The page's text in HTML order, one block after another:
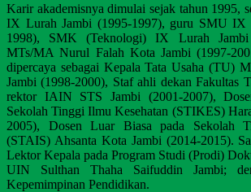
Karir akademisnya dimulai sejak tahun 1995,
IX Lurah Jambi (1995-1997), guru SMU IX
1998), SMK (Teknologi) IX Lurah Jambi
MTs/MA Nurul Falah Kota Jambi (1997-
dipercaya sebagai Kepala Tata Usaha (TU)
Jambi (1998-2000), Staf ahli dekan Fakultas
rektor IAIN STS Jambi (2001-2007),
Sekolah Tinggi Ilmu Kesehatan (STIKES)
2005), Dosen Luar Biasa pada Sekolah
(STAIS) Ahsanta Kota Jambi (2014-2015).
Lektor Kepala pada Program Studi (Prodi)
UIN Sulthan Thaha Saifuddin Jambi;
Kepemimpinan Pendidikan.